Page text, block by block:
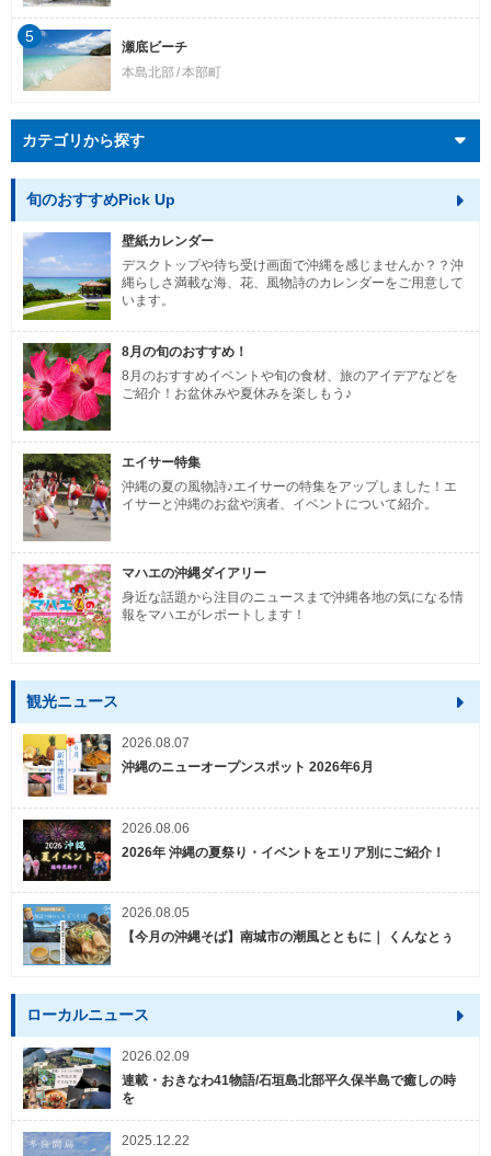
瀬底ビーチ
本島北部 本部町
5
カテゴリから探す
旬のおすすめPick Up
壁紙カレンダー
デスクトップや待ち受け画面で沖縄を感じませんか？？沖
縄らしさ満載な海、花、風物詩のカレンダーをご用意して
います。
8月の旬のおすすめ！
8月のおすすめイベントや旬の食材、旅のアイデアなどを
ご紹介！お盆休みや夏休みを楽しもう♪
エイサー特集
沖縄の夏の風物詩♪エイサーの特集をアップしました！エ
イサーと沖縄のお盆や演者、イベントについて紹介。
マハエの沖縄ダイアリー
身近な話題から注目のニュースまで沖縄各地の気になる情
報をマハエがレポートします！
観光ニュース
2026.08.07
沖縄のニューオープンスポット 2026年6月
2026.08.06
2026年 沖縄の夏祭り・イベントをエリア別にご紹介！
2026.08.05
【今月の沖縄そば】南城市の潮風とともに｜ くんなとぅ
ローカルニュース
2026.02.09
連載・おきなわ41物語/石垣島北部平久保半島で癒しの時
を
2025.12.22